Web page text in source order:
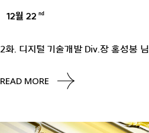
12월 22 nd
2화. 디지털 기술개발 Div.장 홍성봉 님​
READ MORE